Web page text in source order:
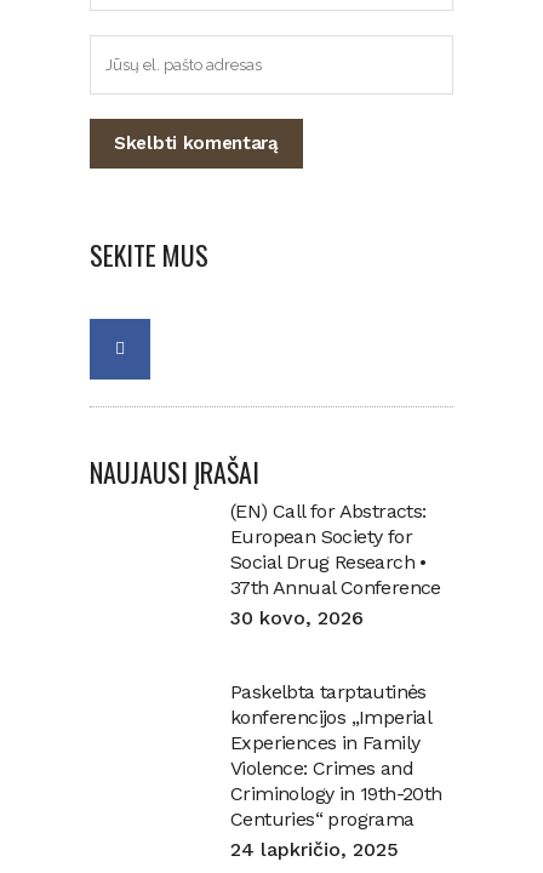
SEKITE MUS
NAUJAUSI ĮRAŠAI
(EN) Call for Abstracts:
European Society for
Social Drug Research •
37th Annual Conference
30 kovo, 2026
Paskelbta tarptautinės
konferencijos „Imperial
Experiences in Family
Violence: Crimes and
Criminology in 19th-20th
Centuries“ programa
24 lapkričio, 2025